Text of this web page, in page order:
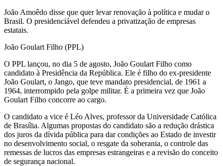
João Amoêdo disse que quer levar renovação à política e mudar o
Brasil. O presidenciável defendeu a privatização de empresas
estatais.
João Goulart Filho (PPL)
O PPL lançou, no dia 5 de agosto, João Goulart Filho como
candidato à Presidência da República. Ele é filho do ex-presidente
João Goulart, o Jango, que teve mandato presidencial, de 1961 a
1964, interrompido pela golpe militar. É a primeira vez que João
Goulart Filho concorre ao cargo.
O candidato a vice é Léo Alves, professor da Universidade Católica
de Brasília. Algumas propostas do candidato são a redução drástica
dos juros da dívida pública para dar condições ao Estado de investir
no desenvolvimento social, o resgate da soberania, o controle das
remessas de lucros das empresas estrangeiras e a revisão do conceito
de segurança nacional.